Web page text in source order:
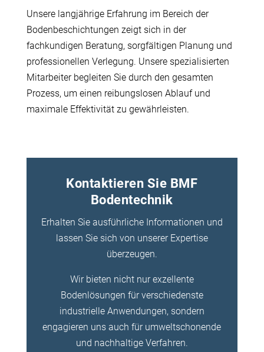
Unsere langjährige Erfahrung im Bereich der
Bodenbeschichtungen zeigt sich in der
fachkundigen Beratung, sorgfältigen Planung und
professionellen Verlegung. Unsere spezialisierten
Mitarbeiter begleiten Sie durch den gesamten
Prozess, um einen reibungslosen Ablauf und
maximale Effektivität zu gewährleisten.
Kontaktieren Sie BMF
Bodentechnik
Erhalten Sie ausführliche Informationen und
lassen Sie sich von unserer Expertise
überzeugen.
Wir bieten nicht nur exzellente
Bodenlösungen für verschiedenste
industrielle Anwendungen, sondern
engagieren uns auch für umweltschonende
und nachhaltige Verfahren.